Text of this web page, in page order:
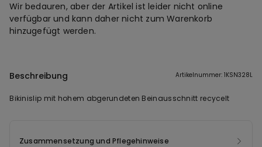
Wir bedauren, aber der Artikel ist leider nicht online
verfügbar und kann daher nicht zum Warenkorb
hinzugefügt werden.
Beschreibung Artikelnummer: 1KSN328L
Bikinislip mit hohem abgerundeten Beinausschnitt recycelt
Zusammensetzung und Pflegehinweise